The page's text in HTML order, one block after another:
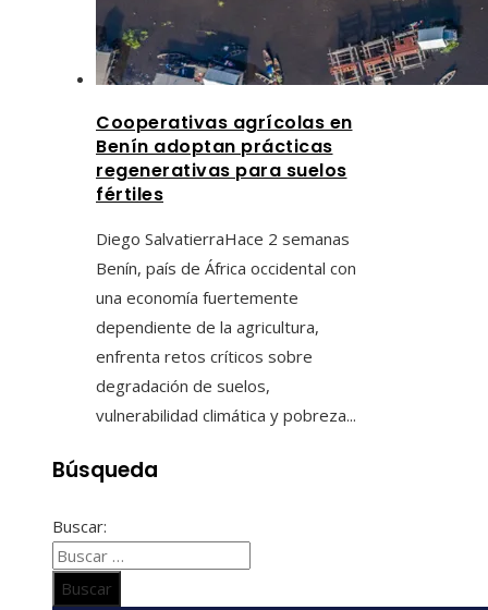
Cooperativas agrícolas en
Benín adoptan prácticas
regenerativas para suelos
fértiles
Diego SalvatierraHace 2 semanas
Benín, país de África occidental con
una economía fuertemente
dependiente de la agricultura,
enfrenta retos críticos sobre
degradación de suelos,
vulnerabilidad climática y pobreza...
Búsqueda
Buscar: